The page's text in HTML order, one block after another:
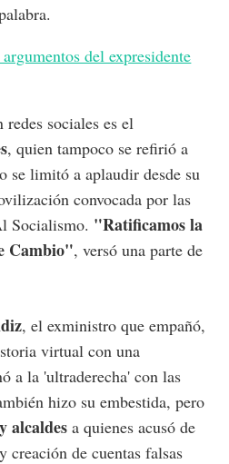
del expresidente
sociales es el
, quien tampoco se refirió a
se limitó a aplaudir desde su
convocada por las
Socialismo. "Ratificamos la
Cambio", versó una parte de
, el exministro que empañó,
virtual con una
a la 'ultraderecha' con las
hizo su embestida, pero
alcaldes a quienes acusó de
creación de cuentas falsas